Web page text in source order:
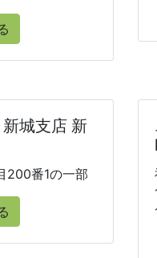
城支店 新
200番1の一部